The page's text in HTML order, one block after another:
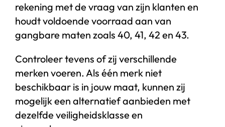
rekening met de vraag van zijn klanten en
houdt voldoende voorraad aan van
gangbare maten zoals 40, 41, 42 en 43.
Controleer tevens of zij verschillende
merken voeren. Als één merk niet
beschikbaar is in jouw maat, kunnen zij
mogelijk een alternatief aanbieden met
dezelfde veiligheidsklasse en